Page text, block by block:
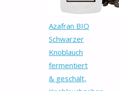
Azafran BIO
Schwarzer
Knoblauch
fermentiert
& geschält,